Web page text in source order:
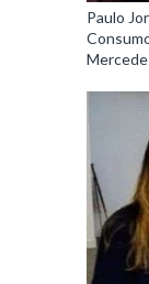
Paulo